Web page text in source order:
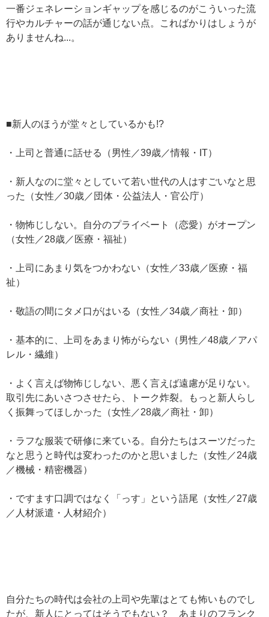
一番ジェネレーションギャップを感じるのがこういった流
行やカルチャーの話が通じない点。こればかりはしょうが
ありませんね...。
■新人のほうが堂々としているかも!?
・上司と普通に話せる（男性／39歳／情報・IT）
・新人なのに堂々としていて若い世代の人はすごいなと思
った（女性／30歳／団体・公益法人・官公庁）
・物怖じしない。自分のプライベート（恋愛）がオープン
（女性／28歳／医療・福祉）
・上司にあまり気をつかわない（女性／33歳／医療・福
祉）
・敬語の間にタメ口がはいる（女性／34歳／商社・卸）
・基本的に、上司をあまり怖がらない（男性／48歳／アパ
レル・繊維）
・よく言えば物怖じしない、悪く言えば遠慮が足りない。
取引先にあいさつさせたら、トーク炸裂。もっと新人らし
く振舞ってほしかった（女性／28歳／商社・卸）
・ラフな服装で研修に来ている。自分たちはスーツだった
なと思うと時代は変わったのかと思いました（女性／24歳
／機械・精密機器）
・ですます口調ではなく「っす」という語尾（女性／27歳
／人材派遣・人材紹介）
自分たちの時代は会社の上司や先輩はとても怖いものでし
たが、新人にとってはそうでもない？ あまりのフランク